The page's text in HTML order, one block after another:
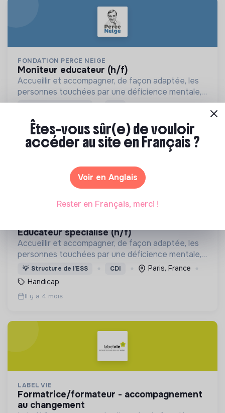
FONDATION PERCE NEIGE
moniteur educateur (h/f)
Accueillir et accompagner, de façon adaptée, les
personnes touchées par une déficience mentale,
un handicap physique ou psychique
Handicap
Il y a 4 mois
educateur spécialisé (h/f)
Accueillir et accompagner, de façon adaptée, les
personnes touchées par une déficience mentale,
un handicap physique ou psychique
💡 Structure de l’ESS CDI
Paris, France
Handicap
Il y a 4 mois
LABEL VIE
formatrice/formateur - accompagnement
au changement
Êtes-vous sûr(e) de vouloir
accéder au site en Français ?
Voir en Anglais
Rester en Français, merci !